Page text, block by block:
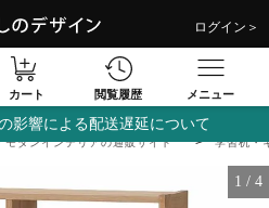
ログイン＞
カート 閲覧履歴 メニュー
影響による配送遅延について
モダンインテリアの通販サイト 学習机・
1 / 4